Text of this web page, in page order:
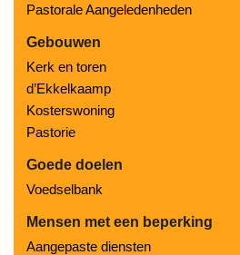
Pastorale Aangeledenheden
Gebouwen
Kerk en toren
d’Ekkelkaamp
Kosterswoning
Pastorie
Goede doelen
Voedselbank
Mensen met een beperking
Aangepaste diensten